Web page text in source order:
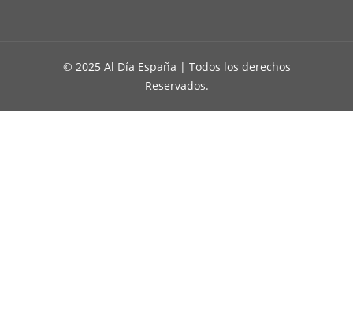
© 2025 Al Día España | Todos los derechos
Reservados.